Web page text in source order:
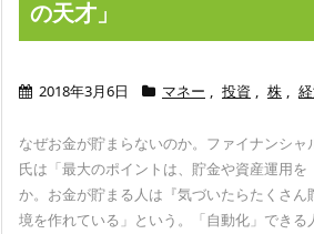
の天才」
2018年3月6日 マネー , 投資 , 株 ,
なぜお金が貯まらないのか。ファイナンシ
氏は「最大のポイントは、貯金や資産運用を
か。お金が貯まる人は『気づいたらたくさん
境を作れている」という。「自動化」できる